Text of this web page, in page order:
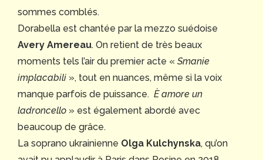
sommes comblés.
Dorabella est chantée par la mezzo suédoise
Avery Amereau. On retient de très beaux
moments tels l’air du premier acte « Smanie
implacabili », tout en nuances, même si la voix
manque parfois de puissance. È amore un
ladroncello » est également abordé avec
beaucoup de grâce.
La soprano ukrainienne Olga Kulchynska, qu’on